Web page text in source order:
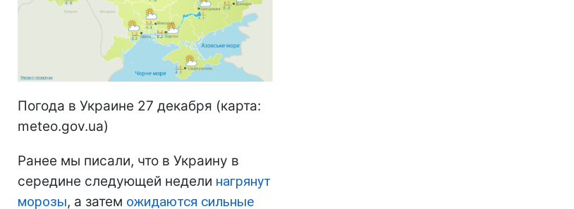
Погода в Украине 27 декабря (карта:
meteo.gov.ua)
Ранее мы писали, что в Украину в
середине следующей недели нагрянут
морозы, а затем ожидаются сильные